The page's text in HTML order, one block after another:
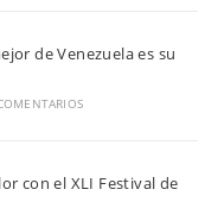
de Venezuela es su
con el XLI Festival de